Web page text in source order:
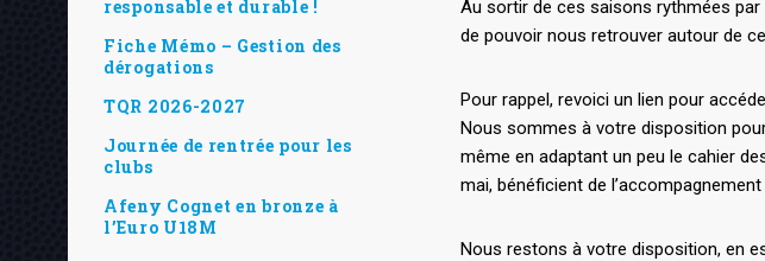
Au sortir de ces saisons rythmées
de pouvoir nous retrouver autour de
Pour rappel, revoici un lien pour
Nous sommes à votre disposition
même en adaptant un peu le cahier
mai, bénéficient de
Nous restons à votre disposition, en
responsable et durable !
Fiche Mémo – Gestion des
dérogations
TQR 2026-2027
Journée de rentrée pour les
clubs
Afeny Cognet en bronze à
l’Euro U18M